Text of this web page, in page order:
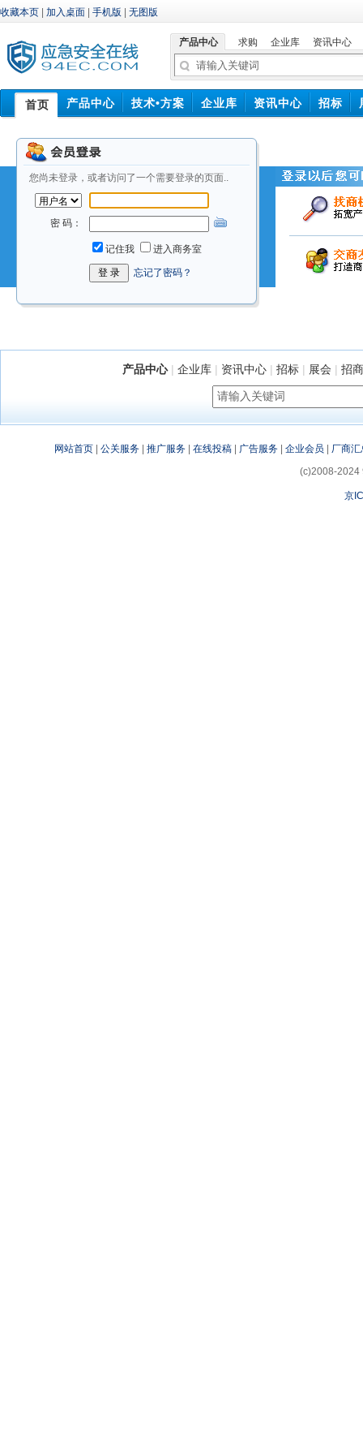
收藏本页 加入桌面 手机版 无图版
产品中心 求购 企业库 资讯中心
首页 产品中心 技术•方案 企业库 资讯中心 招标
您尚未登录，或者访问了一个需要登录的页面..
密 码：
记住我 进入商务室
忘记了密码？
产品中心| 企业库| 资讯中心| 招标| 展会 | 招商
网站首页| 公关服务| 推广服务| 在线投稿| 广告服务| 企业会员
厂商汇
(c)2008-2024
京